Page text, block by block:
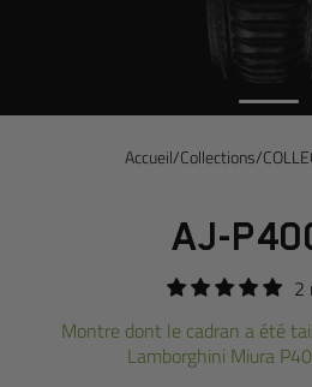
Accueil/Collections/
AJ-
2
Montre dont le cadran a été
Lamborghini Miura